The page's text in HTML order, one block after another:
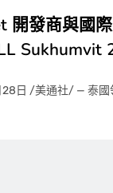
開發商與國
Sukhumvit
日 /美通社/ — 泰國